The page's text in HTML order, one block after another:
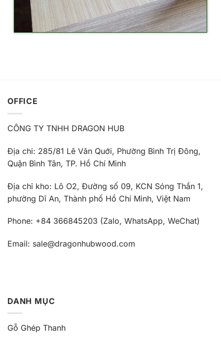
OFFICE
CÔNG TY TNHH DRAGON HUB
Địa chi: 285/81 Lê Văn Quới, Phường Bình Trị Đông,
Quận Bình Tân, TP. Hồ Chí Minh
Địa chỉ kho: Lô O2, Đường số 09, KCN Sóng Thần 1,
phường Dĩ An, Thành phố Hồ Chí Minh, Việt Nam
Phone: +84 366845203 (Zalo, WhatsApp, WeChat)
Email: sale@dragonhubwood.com
DANH MỤC
Gỗ Ghép Thanh